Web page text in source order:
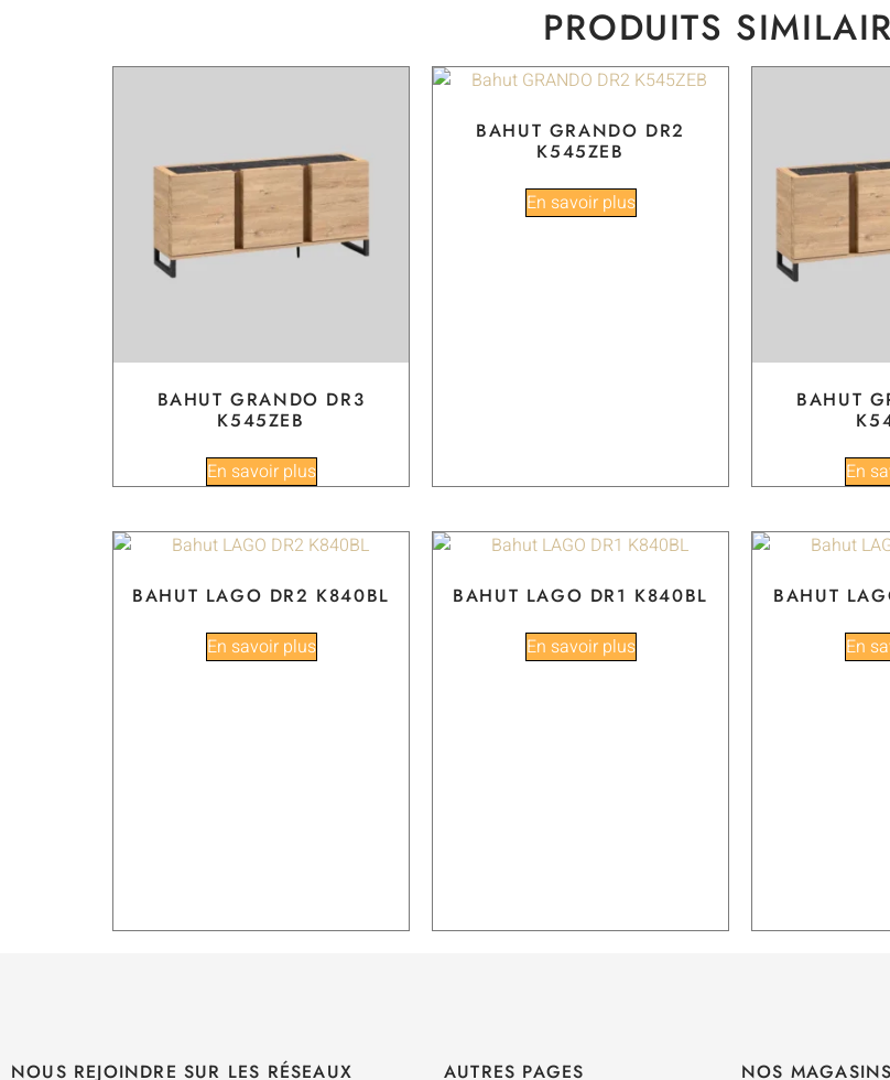
PRODUITS
BAHUT GRANDO DR3
K545ZEB
En savoir plus
BAHUT GRANDO DR2
K545ZEB
En savoir plus
BAHUT
En
BAHUT LAGO DR2 K840BL
En savoir plus
BAHUT LAGO DR1 K840BL
En savoir plus
BAHUT
En
NOUS REJOINDRE SUR LES RÉSEAUX AUTRES PAGES NOS MAGASINS